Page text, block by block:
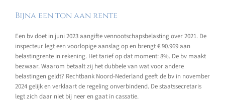
Bijna een ton aan rente
Een bv doet in juni 2023 aangifte vennootschapsbelasting over 2021. De
inspecteur legt een voorlopige aanslag op en brengt € 90.969 aan
belastingrente in rekening. Het tarief op dat moment: 8%. De bv maakt
bezwaar. Waarom betaalt zij het dubbele van wat voor andere
belastingen geldt? Rechtbank Noord-Nederland geeft de bv in november
2024 gelijk en verklaart de regeling onverbindend. De staatssecretaris
legt zich daar niet bij neer en gaat in cassatie.